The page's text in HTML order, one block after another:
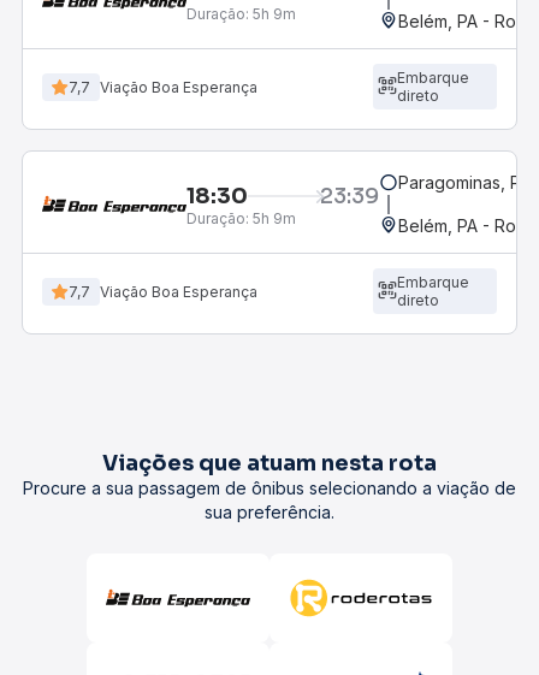
Duração: 5h 9m Belém, PA -
7,7 Viação Boa Esperança
Embarque
direto
18:30 23:39
Duração: 5h 9m
Paragominas, PA
Belém, PA -
7,7 Viação Boa Esperança
Embarque
direto
Viações que atuam nesta rota
Procure a sua passagem de ônibus selecionando a viação de
sua preferência.